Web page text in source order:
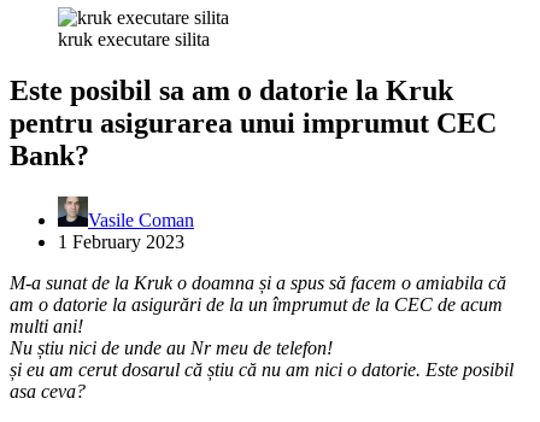
kruk executare silita
Este posibil sa am o datorie la Kruk
pentru asigurarea unui imprumut CEC
Bank?
Vasile Coman
1 February 2023
M-a sunat de la Kruk o doamna și a spus să facem o amiabila că
am o datorie la asigurări de la un împrumut de la CEC de acum
multi ani!
Nu știu nici de unde au Nr meu de telefon!
și eu am cerut dosarul că știu că nu am nici o datorie. Este posibil
asa ceva?